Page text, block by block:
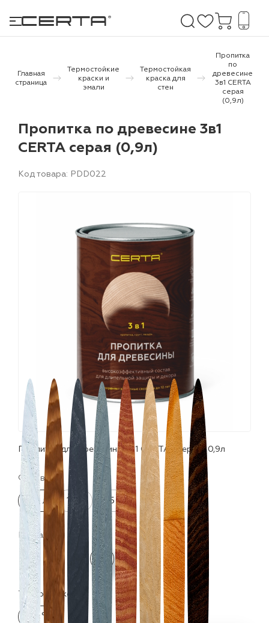
бетону,
Главная
страница
Термостойкие
краски и
эмали
Термостойкая
краска для
стен
Пропитка
по
древесине
3в1 CERTA
серая
(0,9л)
Пропитка по древесине 3в1
CERTA серая (0,9л)
Код товара: PDD022
Пропитка для древесины 3в1 CERTA "Серая" 0,9л
Фасовка:
0.9 л 12 л 5.5 л
Цвета:
Термостойкость:
60 °C